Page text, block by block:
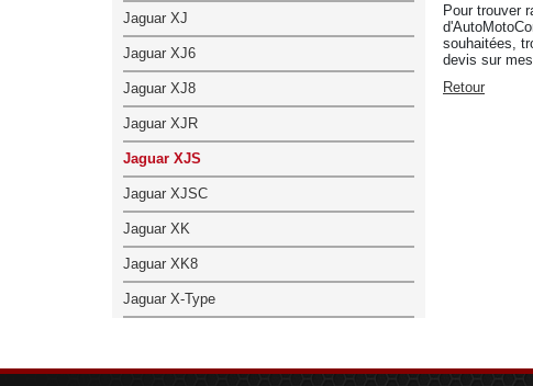
Pour trouver
souhaitées,
devis sur
Retour
Jaguar XJ
Jaguar XJ6
Jaguar XJ8
Jaguar XJR
Jaguar XJS
Jaguar XJSC
Jaguar XK
Jaguar XK8
Jaguar X-Type